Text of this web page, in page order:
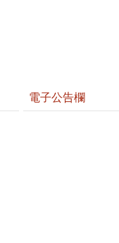
電子公告欄